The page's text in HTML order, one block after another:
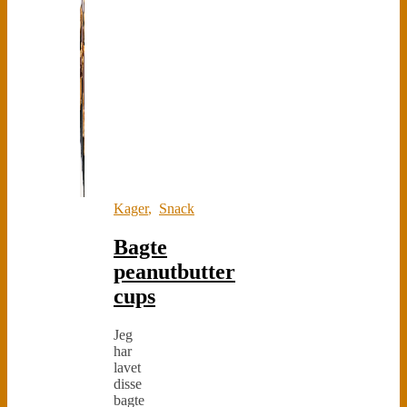
Kager, Snack
Bagte
peanutbutter
cups
Jeg
har
lavet
disse
bagte